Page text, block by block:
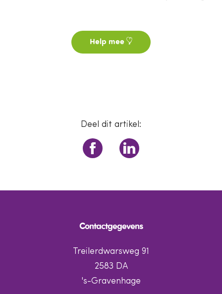
Help mee
Deel dit artikel:
Contactgegevens
Treilerdwarsweg 91
2583 DA
's-Gravenhage